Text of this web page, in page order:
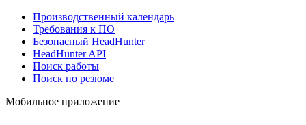
Производственный календарь
Требования к ПО
Безопасный HeadHunter
HeadHunter API
Поиск работы
Поиск по резюме
Мобильное приложение